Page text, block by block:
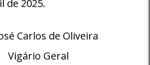
de 2025.
Carlos de Oliveira
Vigário Geral